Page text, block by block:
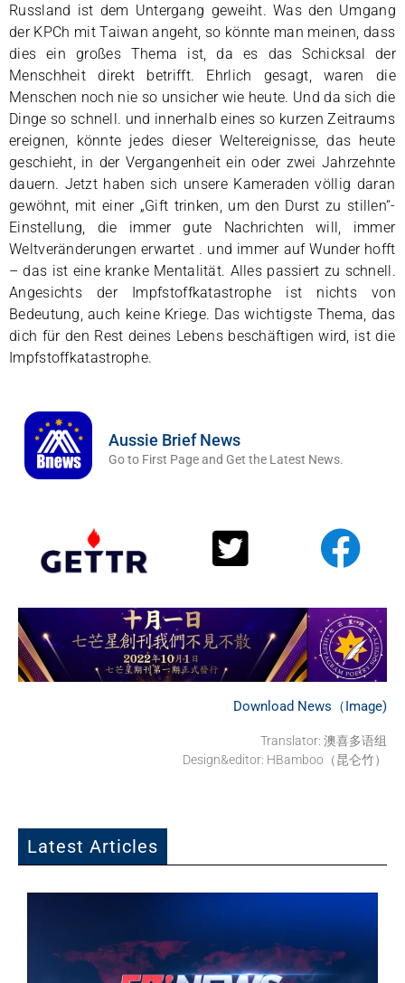
Russland ist dem Untergang geweiht. Was den Umgang
der KPCh mit Taiwan angeht, so könnte man meinen, dass
dies ein großes Thema ist, da es das Schicksal der
Menschheit direkt betrifft. Ehrlich gesagt, waren die
Menschen noch nie so unsicher wie heute. Und da sich die
Dinge so schnell. und innerhalb eines so kurzen Zeitraums
ereignen, könnte jedes dieser Weltereignisse, das heute
geschieht, in der Vergangenheit ein oder zwei Jahrzehnte
dauern. Jetzt haben sich unsere Kameraden völlig daran
gewöhnt, mit einer „Gift trinken, um den Durst zu stillen“-
Einstellung, die immer gute Nachrichten will, immer
Weltveränderungen erwartet . und immer auf Wunder hofft
– das ist eine kranke Mentalität. Alles passiert zu schnell.
Angesichts der Impfstoffkatastrophe ist nichts von
Bedeutung, auch keine Kriege. Das wichtigste Thema, das
dich für den Rest deines Lebens beschäftigen wird, ist die
Impfstoffkatastrophe.
Aussie Brief News
Go to First Page and Get the Latest News.
Download News（Image)
Translator: 澳喜多语组
Design&editor: HBamboo（昆仑竹）
Latest Articles